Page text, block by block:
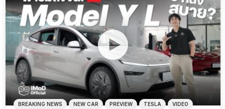
BREAKING NEWS NEW CAR PREVIEW TESLA VIDEO